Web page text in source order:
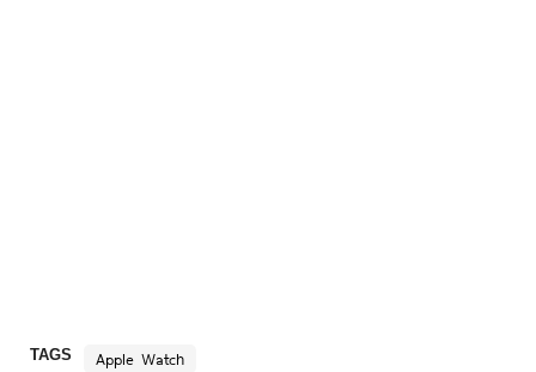
TAGS Apple Watch